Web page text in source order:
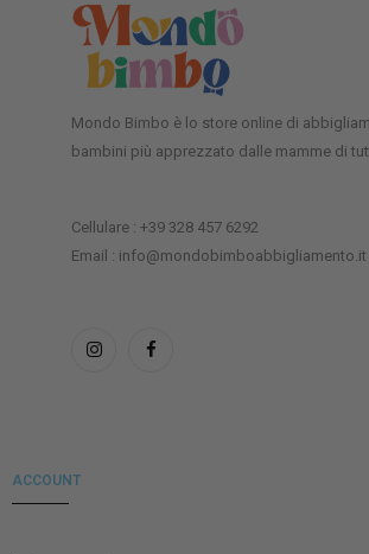
Mondo Bimbo è lo store online di
bambini più apprezzato dalle mamme di
Cellulare : +39 328 457 6292
Email : info@mondobimboabbigliamento.it
ACCOUNT